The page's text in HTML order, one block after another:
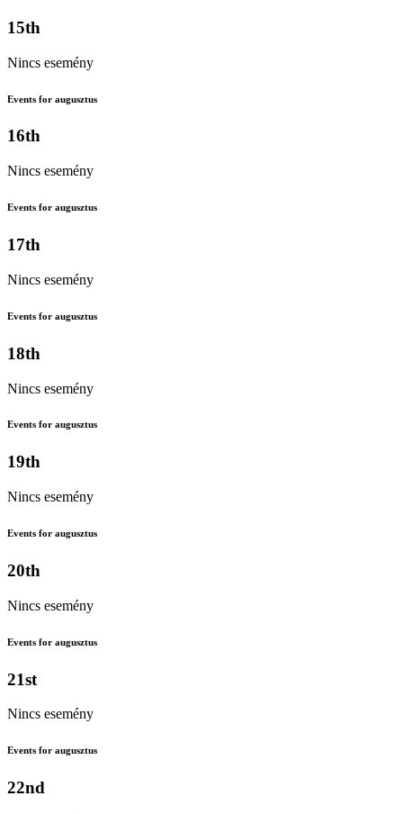
15th
Nincs esemény
Events for augusztus
16th
Nincs esemény
Events for augusztus
17th
Nincs esemény
Events for augusztus
18th
Nincs esemény
Events for augusztus
19th
Nincs esemény
Events for augusztus
20th
Nincs esemény
Events for augusztus
21st
Nincs esemény
Events for augusztus
22nd